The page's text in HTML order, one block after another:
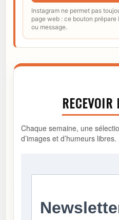
Instagram ne permet pas
page web : ce bouton
ou message.
RECEVOIR
Chaque semaine, une
d’images et d’humeurs libres.